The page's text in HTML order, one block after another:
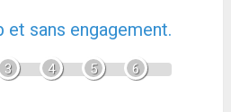
et sans engagement.
3 4 5 6